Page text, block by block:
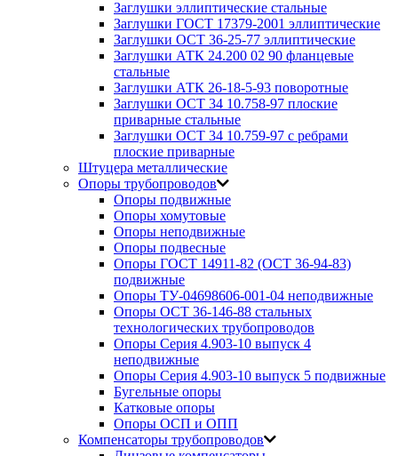
Заглушки эллиптические стальные
Заглушки ГОСТ 17379-2001 эллиптические
Заглушки ОСТ 36-25-77 эллиптические
Заглушки АТК 24.200 02 90 фланцевые
стальные
Заглушки АТК 26-18-5-93 поворотные
Заглушки ОСТ 34 10.758-97 плоские
приварные стальные
Заглушки ОСТ 34 10.759-97 с ребрами
плоские приварные
Штуцера металлические
Опоры трубопроводов
Опоры подвижные
Опоры хомутовые
Опоры неподвижные
Опоры подвесные
Опоры ГОСТ 14911-82 (ОСТ 36-94-83)
подвижные
Опоры ТУ-04698606-001-04 неподвижные
Опоры ОСТ 36-146-88 стальных
технологических трубопроводов
Опоры Серия 4.903-10 выпуск 4
неподвижные
Опоры Серия 4.903-10 выпуск 5 подвижные
Бугельные опоры
Катковые опоры
Опоры ОСП и ОПП
Компенсаторы трубопроводов